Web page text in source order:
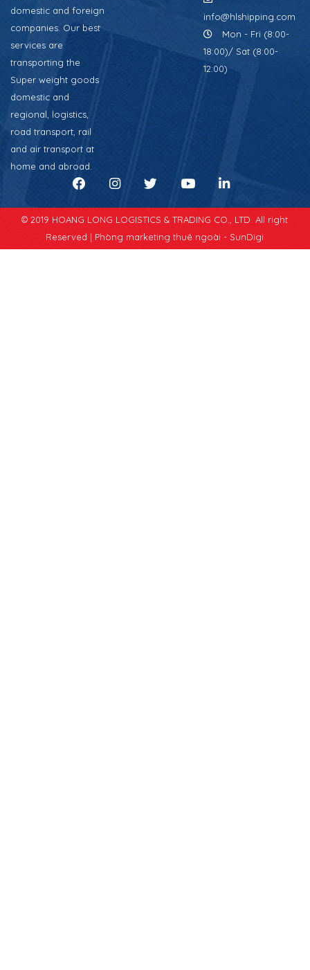
domestic and foreign
companies. Our best
services are
transporting the
Super weight goods
domestic and
regional, logistics,
road transport, rail
and air transport at
home and abroad.
info@hlshipping.com
Mon - Fri (8:00-
18:00)/ Sat (8:00-
12:00)
© 2019 HOANG LONG LOGISTICS & TRADING CO., LTD. All right
Reserved | Phòng marketing thuê ngoài - SunDigi